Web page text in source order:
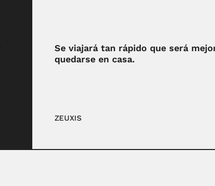
Se viajará tan rápido que será
quedarse en casa.
ZEUXIS